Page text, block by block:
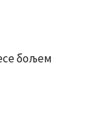
бољем